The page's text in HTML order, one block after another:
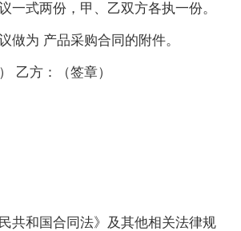
一式两份，甲、乙双方各执一份。
做为 产品采购合同的附件。
乙方：（签章）
共和国合同法》及其他相关法律规